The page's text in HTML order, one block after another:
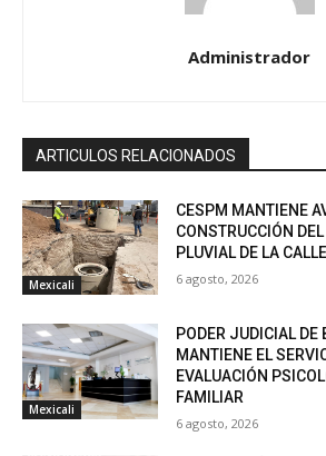
Administrador
ARTICULOS RELACIONADOS
Mexicali
CESPM MANTIENE
CONSTRUCCIÓN
PLUVIAL DE LA
6 agosto, 2026
Mexicali
PODER JUDICIAL
MANTIENE EL
EVALUACIÓN
FAMILIAR
6 agosto, 2026